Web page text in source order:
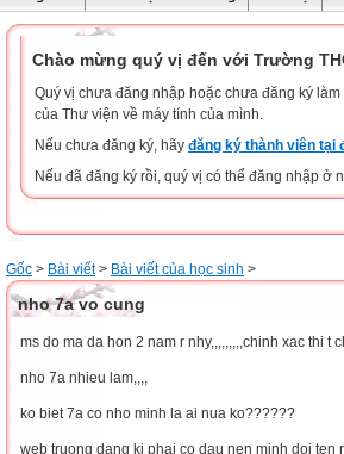
Chào mừng quý vị đến với Trường
Quý vị chưa đăng nhập hoặc chưa đăng ký
của Thư viện về máy tính của mình.
Nếu chưa đăng ký, hãy đăng ký thành viên tại
Nếu đã đăng ký rồi, quý vị có thể đăng nhập ở
Gốc > Bài viết> Bài viết của học sinh >
nho 7a vo cung
ms do ma da hon 2 nam r nhy,,,,,,,,,chinh xac thi t
nho 7a nhieu lam,,,,
ko biet 7a co nho minh la ai nua ko??????
web truong dang ki phai co dau nen minh doi ten